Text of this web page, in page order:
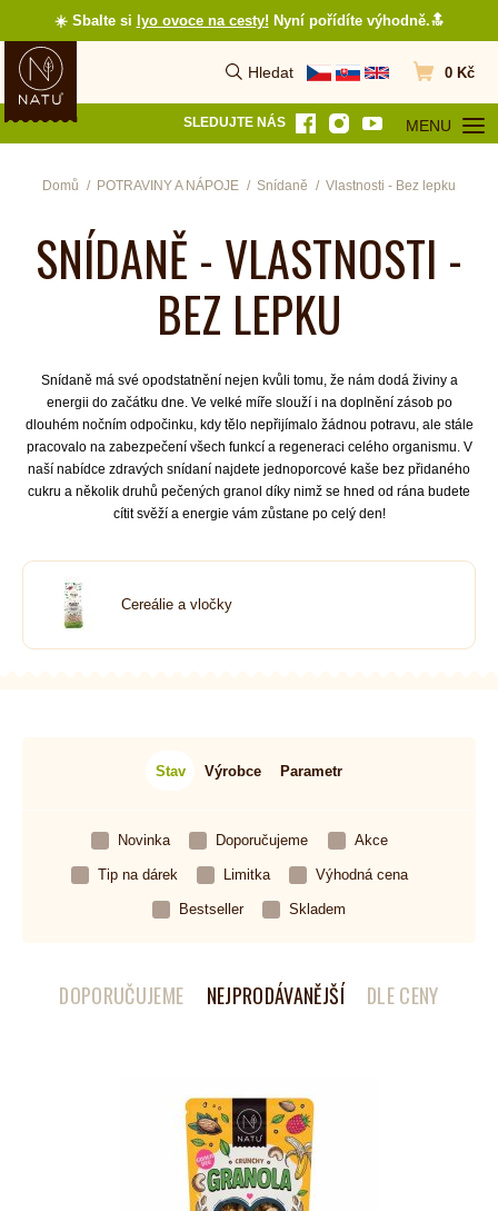
☀️ Sbalte si lyo ovoce na cesty! Nyní pořídíte výhodně.🔝
Hledat
Vyhledat Přejít do
0 Kč
SLEDUJTE NÁS MENU
OTEVŘÍT
Domů POTRAVINY A NÁPOJE Snídaně Vlastnosti - Bez lepku
SNÍDANĚ - VLASTNOSTI -
BEZ LEPKU
Snídaně má své opodstatnění nejen kvůli tomu, že nám dodá živiny a
energii do začátku dne. Ve velké míře slouží i na doplnění zásob po
dlouhém nočním odpočinku, kdy tělo nepřijímalo žádnou potravu, ale stále
pracovalo na zabezpečení všech funkcí a regeneraci celého organismu. V
naší nabídce zdravých snídaní najdete jednoporcové kaše bez přidaného
cukru a několik druhů pečených granol díky nimž se hned od rána budete
cítit svěží a energie vám zůstane po celý den!
Cereálie a vločky
Stav Výrobce Parametr
Novinka Doporučujeme Akce
Tip na dárek Limitka Výhodná cena
Bestseller Skladem
DOPORUČUJEME NEJPRODÁVANĚJŠÍ DLE CENY